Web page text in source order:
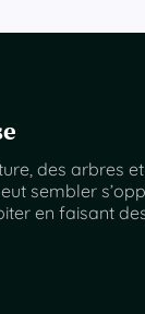
des arbres
sembler
en faisant